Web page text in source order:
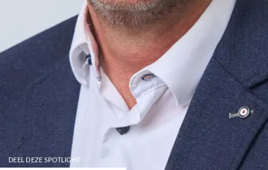
DEEL DEZE SPOTLIGHT